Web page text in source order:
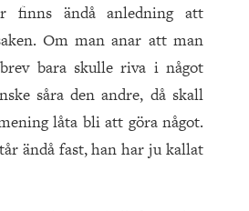
finns ändå anledning att
Om man anar att man
bara skulle riva i något
såra den andre, då skall
låta bli att göra något.
ändå fast, han har ju kallat